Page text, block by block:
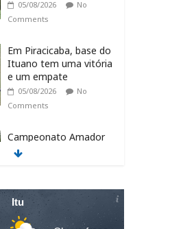
05/08/2026
No
Comments
Em Piracicaba, base do
Ituano tem uma vitória
e um empate
05/08/2026
No
Comments
Campeonato Amador
Série Ouro tem
Comments
Itu recebe o NPC
Itu